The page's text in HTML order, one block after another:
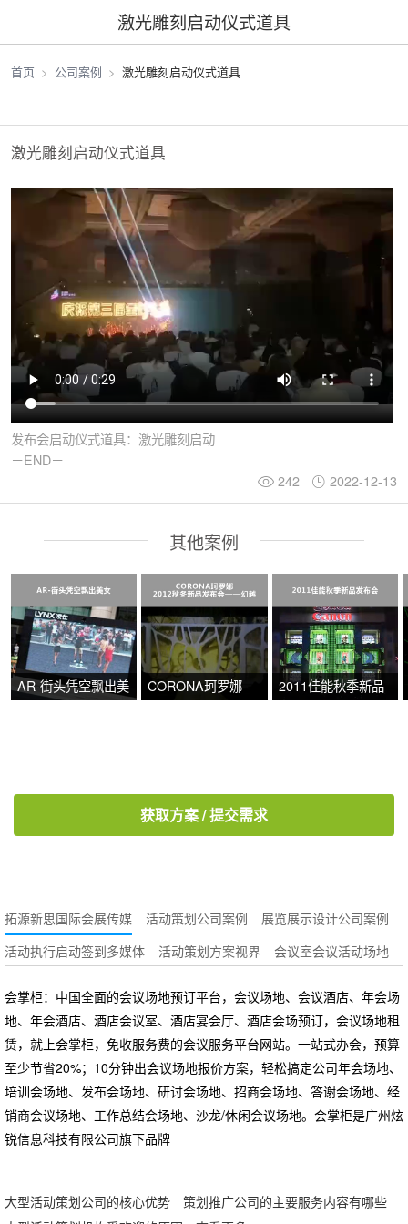
激光雕刻启动仪式道具
首页 公司案例 激光雕刻启动仪式道具
激光雕刻启动仪式道具
发布会启动仪式道具：激光雕刻启动
－END－
242
2022-12-13
其他案例
AR-街头凭空飘出美
CORONA珂罗娜
2011佳能秋季新品
获取方案 / 提交需求
拓源新思国际会展传媒 活动策划公司案例
展览展示设计公司案例
活动执行启动签到多媒体
活动策划方案视界 会议室会议活动场地
会掌柜：中国全面的会议场地预订平台，会议场地、会议酒店、年会场
地、年会酒店、酒店会议室、酒店宴会厅、酒店会场预订，会议场地租
赁，就上会掌柜，免收服务费的会议服务平台网站。一站式办会，预算
至少节省20%；10分钟出会议场地报价方案，轻松搞定公司年会场地、
培训会场地、发布会场地、研讨会场地、招商会场地、答谢会场地、经
销商会议场地、工作总结会场地、沙龙/休闲会议场地。会掌柜是广州炫
锐信息科技有限公司旗下品牌
大型活动策划公司的核心优势
策划推广公司的主要服务内容有哪些